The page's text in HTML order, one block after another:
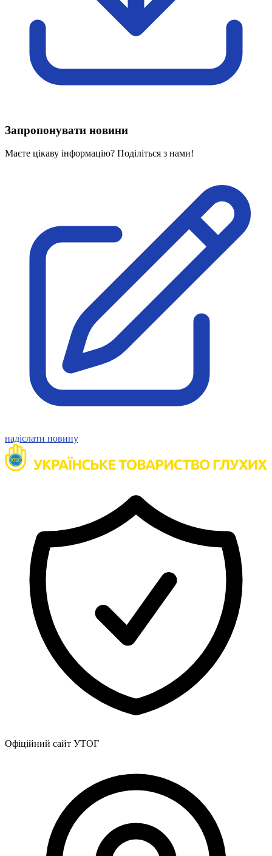
Харківська область
Херсонська область
Хмельницька область
Вивчаємо жестову мову
Дитяча сторінка
Новини про жестову мову
Проєкт "Жестова мова для поліцейських"
На допомогу військовим
Медична термінологія жестовою мовою
Нормативна база УТОГ
Конвенція ООН
Законодавство
Декларації
Документи ВФГ
Міжнародні документи
Запропонувати новини
Маєте цікаву інформацію? Поділіться з нами!
надіслати новину
Офіційний сайт УТОГ